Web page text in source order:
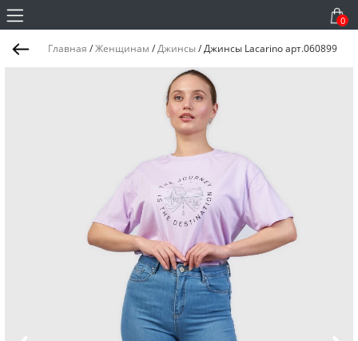
0
Главная /Женщинам /Джинсы/Джинсы Lacarino арт.060899